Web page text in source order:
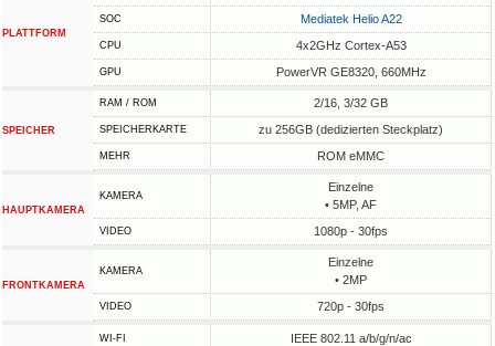
PLATTFORM
SOC Mediatek Helio A22
CPU 4x2GHz Cortex-A53
GPU PowerVR GE8320, 660MHz
SPEICHER
RAM / ROM 2/16, 3/32 GB
SPEICHERKARTE zu 256GB (dedizierten Steckplatz)
MEHR ROM eMMC
HAUPTKAMERA
KAMERA
Einzelne
• 5MP, AF
VIDEO 1080p - 30fps
FRONTKAMERA
KAMERA
Einzelne
• 2MP
VIDEO 720p - 30fps
WI-FI IEEE 802.11 a/b/g/n/ac